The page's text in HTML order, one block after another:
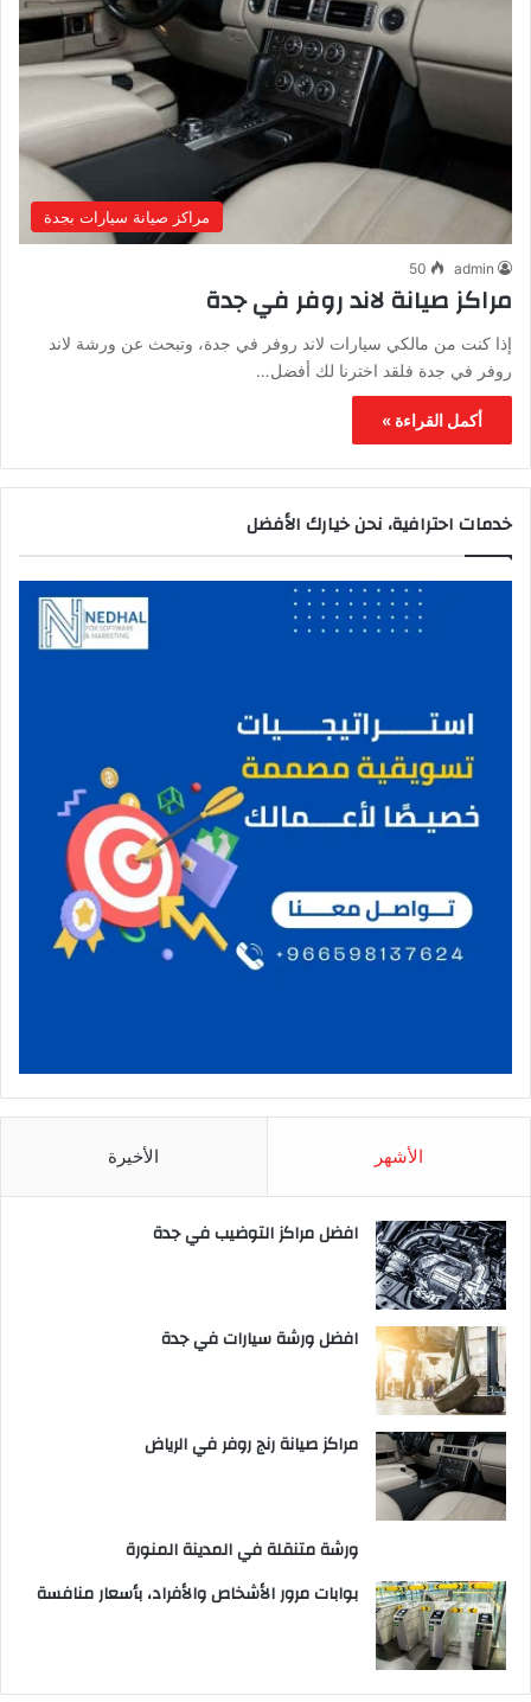
مراكز صيانة سيارات بجدة
admin
50
مراكز صيانة لاند روفر في جدة
إذا كنت من مالكي سيارات لاند روفر في جدة، وتبحث عن ورشة لاند
روفر في جدة فلقد اخترنا لك أفضل…
أكمل القراءة »
خدمات احترافية، نحن خيارك الأفضل
الأشهر الأخيرة
افضل مراكز التوضيب في جدة
افضل ورشة سيارات في جدة
مراكز صيانة رنج روفر في الرياض
ورشة متنقلة في المدينة المنورة
بوابات مرور الأشخاص والأفراد، بأسعار منافسة